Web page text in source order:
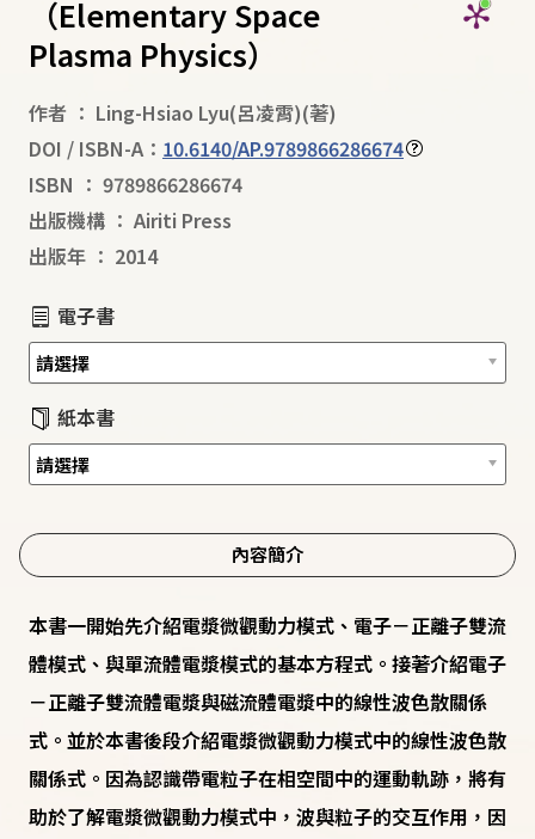
（Elementary Space
Plasma Physics）
作者 ： Ling-Hsiao Lyu(呂凌霄)(著)
DOI / ISBN-A： 10.6140/AP.9789866286674
ISBN ： 9789866286674
出版機構 ： Airiti Press
出版年 ： 2014
電子書
紙本書
內容簡介
本書一開始先介紹電漿微觀動力模式、電子－正離子雙流
體模式、與單流體電漿模式的基本方程式。接著介紹電子
－正離子雙流體電漿與磁流體電漿中的線性波色散關係
式。並於本書後段介紹電漿微觀動力模式中的線性波色散
關係式。因為認識帶電粒子在相空間中的運動軌跡，將有
助於了解電漿微觀動力模式中，波與粒子的交互作用，因